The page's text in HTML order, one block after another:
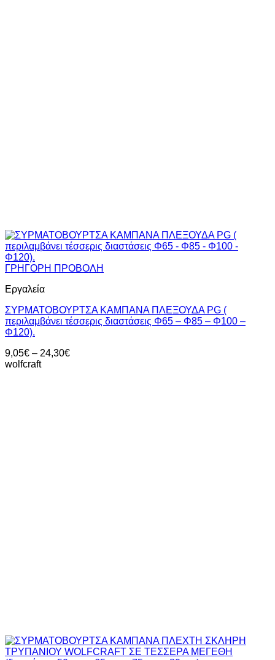
ΓΡΗΓΟΡΗ ΠΡΟΒΟΛΗ
Εργαλεία
ΣΥΡΜΑΤΟΒΟΥΡΤΣΑ ΚΑΜΠΑΝΑ ΠΛΕΞΟΥΔΑ PG (
περιλαμβάνει τέσσερις διαστάσεις Φ65 – Φ85 – Φ100 –
Φ120).
9,05€ – 24,30€Price
wolfcraft